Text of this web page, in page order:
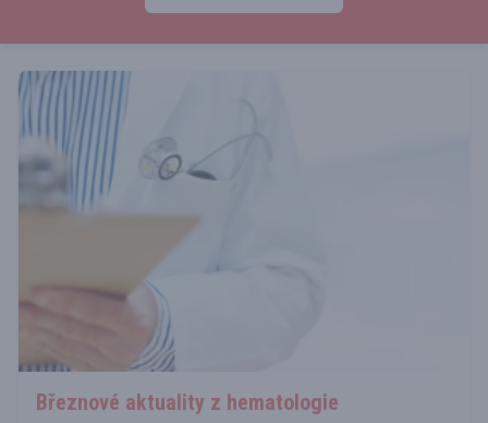
Březnové aktuality z hematologie